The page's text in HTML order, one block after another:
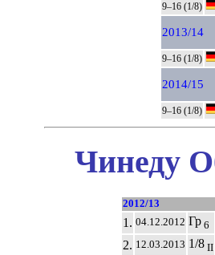
9–16 (1/8)
2013/14
9–16 (1/8)
2014/15
9–16 (1/8)
Чинеду
2012/13
1. 04.12.2012 Гр 6
2. 12.03.2013 1/8 II